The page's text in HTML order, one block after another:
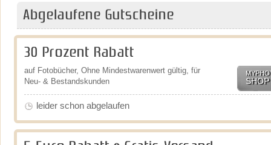
Abgelaufene Gutscheine
30 Prozent Rabatt
auf Fotobücher, Ohne Mindestwarenwert gültig, für
Neu- & Bestandskunden
leider schon abgelaufen